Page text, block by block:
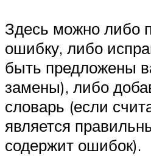
Здесь можно либо
ошибку, либо
быть предложены
замены), либо
словарь (если
является
содержит ошибок).